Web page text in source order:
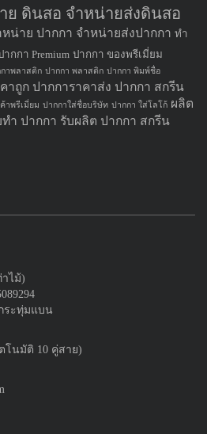
ย ดินสอ จำหน่ายส่งดินสอ
หน่าย ปากกา จำหน่ายส่งปากกา ทำ
ากกา Premium ปากกา ของพรีเมี่ยม
าพลาสติก ปากกา พลาสติก ปากกา พิมพ์ชื่อ
าถูก ปากการาคาส่ง ปากกา สกรีน
าพรีเมี่ยม ปากกาใส่ชื่อบริษัท ปากกา ใส่โลโก้ ผลิต
ทำ ปากกา รับผลิต ปากกา สกรีน
ไม้)
ระทุ่มแบน
โนมัติ 10 คู่สาย)